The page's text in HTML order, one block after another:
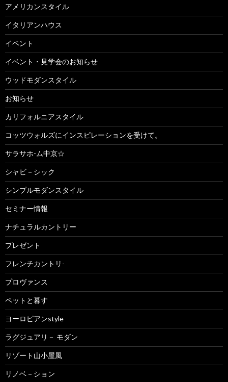
アメリカンスタイル
イタリアンハウス
イベント
イベント・見学会のお知らせ
ウッドモダンスタイル
お知らせ
カリフォルニアスタイル
コッツウォルズにインスピレーションを受けて。
サラサホ-ム中京☆
シャビ－シック
シンプルモダンスタイル
セミナー情報
ナチュラルカントリー
プレゼント
フレンチカントリ-
プロヴァンス
ペットと暮す
ヨーロピアンstyle
ラグジュアリ－ モダン
リゾート山小屋風
リノベ－ション